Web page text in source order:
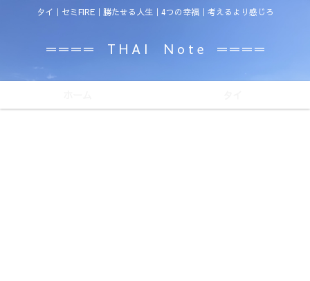
タイ｜セミFIRE｜勝たせる人生｜4つの幸福｜考えるより感じろ
＝＝＝＝ T H A I N o t e ＝＝＝＝